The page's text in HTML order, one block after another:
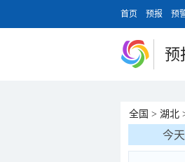
首页 预报 预
预
全国 > 湖北
今天